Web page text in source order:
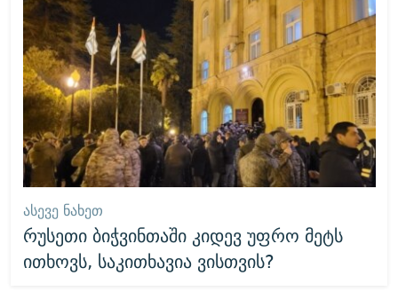
ᲐᲡᲔᲕᲔ ᲜᲐᲮᲔᲗ
რუსეთი ბიჭვინთაში კიდევ უფრო მეტს
ითხოვს, საკითხავია ვისთვის?